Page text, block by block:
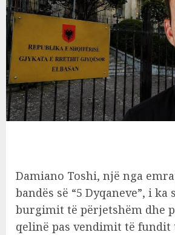
Damiano Toshi, një nga
bandës së “5 Dyqaneve”, i ka
burgimit të përjetshëm dhe
qelinë pas vendimit të fundit